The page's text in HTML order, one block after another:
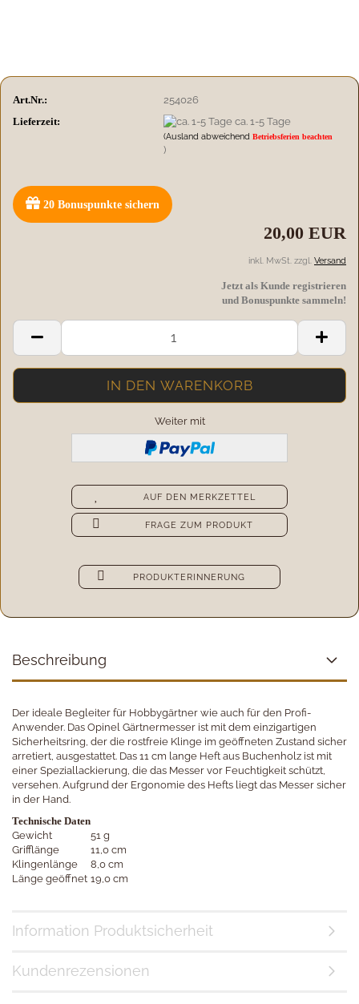
Art.Nr.:
254026
Lieferzeit:
ca. 1-5 Tage
(Ausland abweichendBetriebsferien beachten
)
20 Bonuspunkte sichern
20,00 EUR
inkl. MwSt. zzgl. Versand
Jetzt als Kunde registrieren
und Bonuspunkte sammeln!
Weiter mit
AUF DEN MERKZETTEL
FRAGE ZUM PRODUKT
PRODUKTERINNERUNG
Beschreibung
Der ideale Begleiter für Hobbygärtner wie auch für den Profi-
Anwender. Das Opinel Gärtnermesser ist mit dem einzigartigen
Sicherheitsring, der die rostfreie Klinge im geöffneten Zustand sicher
arretiert, ausgestattet. Das 11 cm lange Heft aus Buchenholz ist mit
einer Speziallackierung, die das Messer vor Feuchtigkeit schützt,
versehen. Aufgrund der Ergonomie des Hefts liegt das Messer sicher
in der Hand.
Technische Daten
Gewicht
51 g
Grifflänge
11,0 cm
Klingenlänge
8,0 cm
Länge geöffnet 19,0 cm
Information Produktsicherheit
Kundenrezensionen